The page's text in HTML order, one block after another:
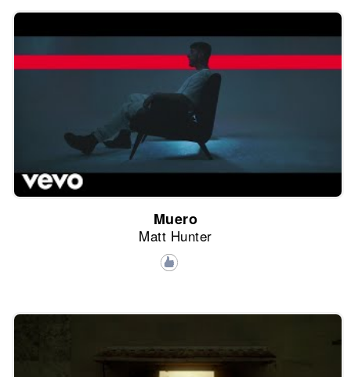
Muero
Matt Hunter